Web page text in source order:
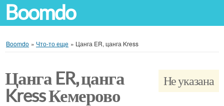
Boomdo
Boomdo » Что-то еще » Цанга ER, цанга Kress
Не указана
Цанга ER, цанга
Kress Кемерово